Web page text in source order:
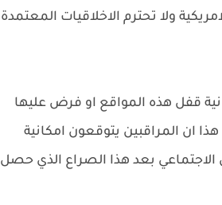
ولا تحترم الاخلاقيات المعتمدة
قفل هذه المواقع او فرض عليها
ان المراقبين يتوقعون امكانية
بعد هذا الصراع الذي حصل